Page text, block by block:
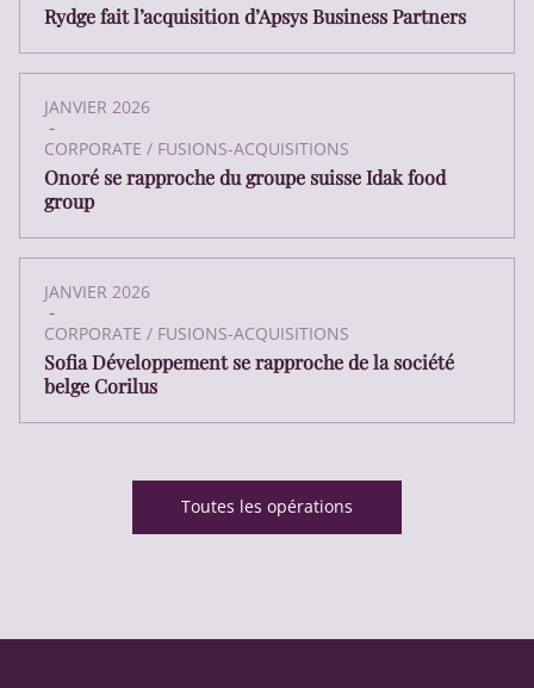
Rydge fait l’acquisition d’Apsys Business Partners
JANVIER 2026
-
CORPORATE / FUSIONS-ACQUISITIONS
Onoré se rapproche du groupe suisse Idak food
group
JANVIER 2026
-
CORPORATE / FUSIONS-ACQUISITIONS
Sofia Développement se rapproche de la société
belge Corilus
Toutes les opérations